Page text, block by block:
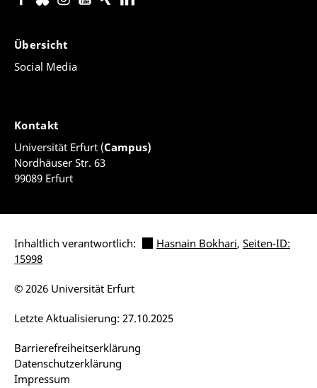
Übersicht
Social Media
Kontakt
Universität Erfurt (Campus)
Nordhäuser Str. 63
99089 Erfurt
Inhaltlich verantwortlich: Hasnain Bokhari, Seiten-ID:
15998
Barrierefreiheitserklärung
Datenschutzerklärung
Impressum
Letzte Aktualisierung: 27.10.2025
© 2026 Universität Erfurt